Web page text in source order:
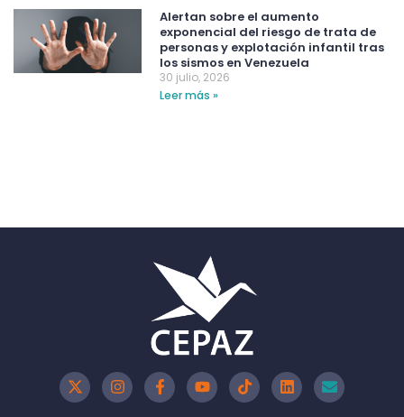
Alertan sobre el aumento
exponencial del riesgo de trata de
personas y explotación infantil tras
los sismos en Venezuela
30 julio, 2026
Leer más »